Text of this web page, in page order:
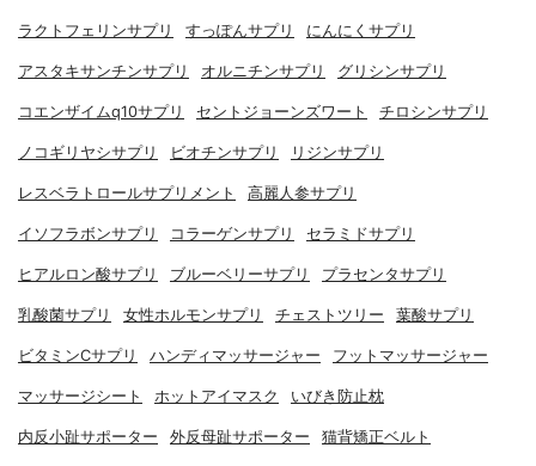
ラクトフェリンサプリ すっぽんサプリ にんにくサプリ
アスタキサンチンサプリ オルニチンサプリ グリシンサプリ
コエンザイムq10サプリ セントジョーンズワート チロシンサプリ
ノコギリヤシサプリ ビオチンサプリ リジンサプリ
レスベラトロールサプリメント 高麗人参サプリ
イソフラボンサプリ コラーゲンサプリ セラミドサプリ
ヒアルロン酸サプリ ブルーベリーサプリ プラセンタサプリ
乳酸菌サプリ 女性ホルモンサプリ チェストツリー 葉酸サプリ
ビタミンCサプリ ハンディマッサージャー フットマッサージャー
マッサージシート ホットアイマスク いびき防止枕
内反小趾サポーター 外反母趾サポーター 猫背矯正ベルト